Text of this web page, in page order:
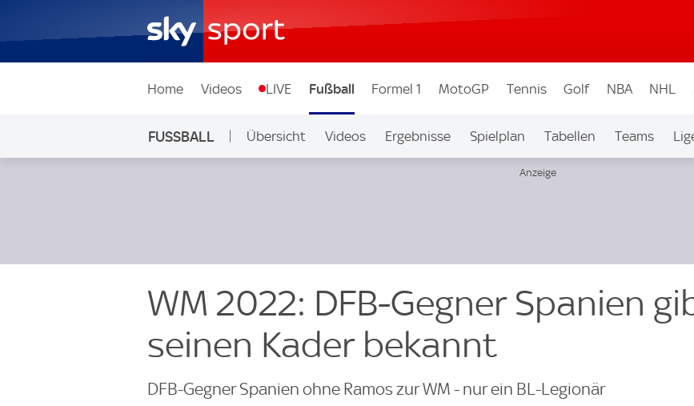
Home Videos LIVE Fußball Formel 1 MotoGP Tennis Golf NBA NHL
FUSSBALL Übersicht Videos Ergebnisse Spielplan Tabellen Teams
WM 2022: DFB-Gegner Spanien
seinen Kader bekannt
DFB-Gegner Spanien ohne Ramos zur WM - nur ein BL-Legionär